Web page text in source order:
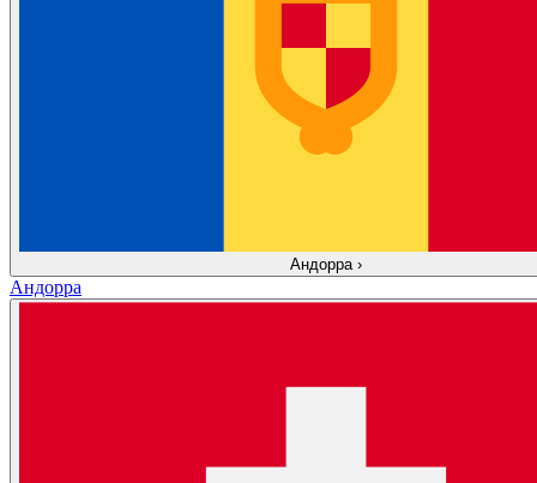
Андорра ›
Андорра